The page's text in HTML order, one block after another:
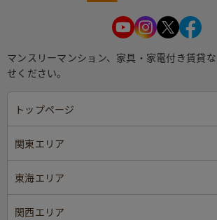
マンスリーマンション、家具・家電付き賃貸
せください。
トップページ
関東エリア
東海エリア
関西エリア